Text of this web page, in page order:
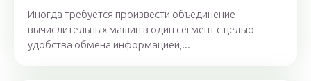
Иногда требуется произвести объединение
вычислительных машин в один сегмент с целью
удобства обмена информацией,...